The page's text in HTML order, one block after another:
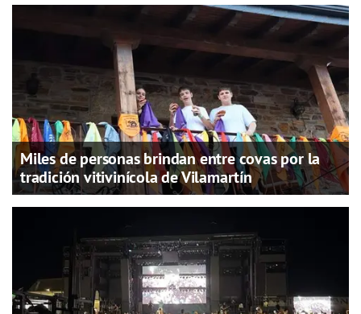
Miles de personas brindan entre covas por la
tradición vitivinícola de Vilamartín